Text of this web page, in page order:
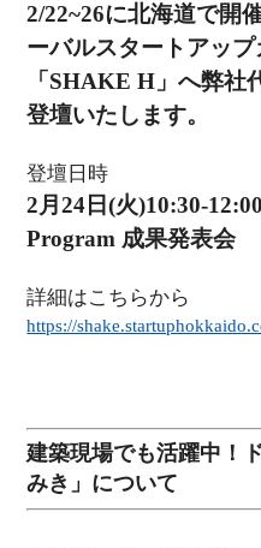
2/22~26に北海道で開
ーバルスタートアッ
「SHAKE H」へ弊社
登壇いたします。
登壇日時
2月24日(火)10:30-
Program 成果発表会
詳細はこちらから
https://
建築現場でも活躍中！
みき」について